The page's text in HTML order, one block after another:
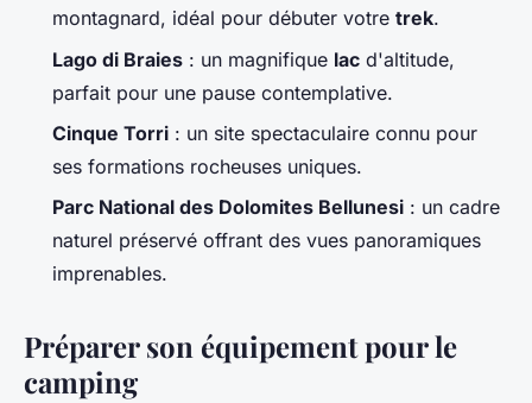
montagnard, idéal pour débuter votre trek.
Lago di Braies : un magnifique lac d'altitude,
parfait pour une pause contemplative.
Cinque Torri : un site spectaculaire connu pour
ses formations rocheuses uniques.
Parc National des Dolomites Bellunesi : un cadre
naturel préservé offrant des vues panoramiques
imprenables.
Préparer son équipement pour le
camping